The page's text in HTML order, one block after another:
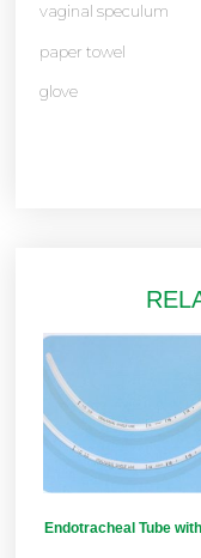
vaginal speculum
paper towel
glove
Endotracheal Tube